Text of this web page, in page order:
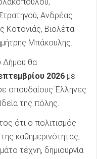
Ανδρέας
Κοτονιάς, Βιολέτα
Μπάκουλης.
Δήμου θα
2026 με
σπουδαίους Έλληνες
της πόλης.
ότι ο πολιτισμός
καθημερινότητας,
τέχνη, δημιουργία